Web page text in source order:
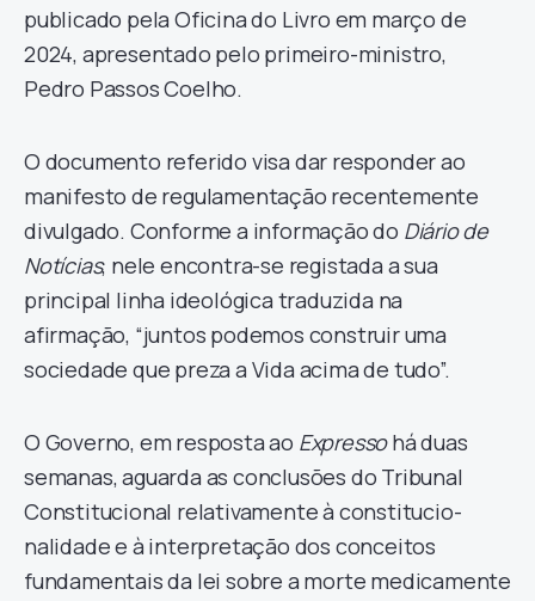
publicado pela Oficina do Livro em março de
2024, apresentado pelo primeiro-ministro,
Pedro Passos Coelho.
O documento referido visa dar responder ao
manifesto de regulamentação recentemente
divulgado. Conforme a informação do Diário de
Notícias, nele encontra-se registada a sua
principal linha ideológica traduzida na
afirmação, “juntos podemos construir uma
sociedade que preza a Vida acima de tudo”.
O Governo, em resposta ao Expressohá duas
semanas, aguarda as conclusões do Tribunal
Constitucional relativamente à constitucio­
nalidade e à interpretação dos conceitos
fundamentais da lei sobre a morte medicamente